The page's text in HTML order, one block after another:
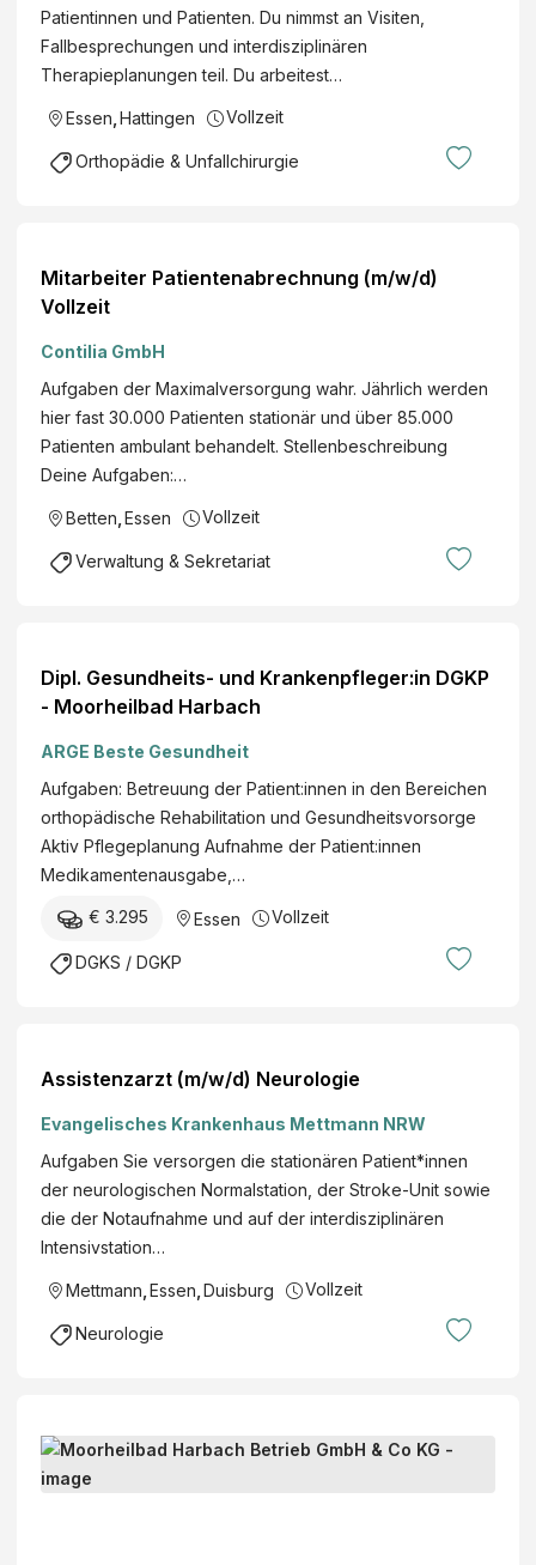
Patientinnen und Patienten. Du nimmst an Visiten,
Fallbesprechungen und interdisziplinären
Therapieplanungen teil. Du arbeitest…
Essen Hattingen Vollzeit
Orthopädie & Unfallchirurgie
Mitarbeiter Patientenabrechnung (m/w/d)
Vollzeit
Contilia GmbH
Aufgaben der Maximalversorgung wahr. Jährlich werden
hier fast 30.000 Patienten stationär und über 85.000
Patienten ambulant behandelt. Stellenbeschreibung
Deine Aufgaben:…
Betten Essen Vollzeit
Verwaltung & Sekretariat
Dipl. Gesundheits- und Krankenpfleger:in DGKP
- Moorheilbad Harbach
ARGE Beste Gesundheit
Aufgaben: Betreuung der Patient:innen in den Bereichen
orthopädische Rehabilitation und Gesundheitsvorsorge
Aktiv Pflegeplanung Aufnahme der Patient:innen
Medikamentenausgabe,…
€ 3.295 Essen Vollzeit
DGKS / DGKP
Assistenzarzt (m/w/d) Neurologie
Evangelisches Krankenhaus Mettmann NRW
Aufgaben Sie versorgen die stationären Patient*innen
der neurologischen Normalstation, der Stroke-Unit sowie
die der Notaufnahme und auf der inter­disziplinären
Intensiv­station…
Mettmann Essen Duisburg Vollzeit
Neurologie
D
i